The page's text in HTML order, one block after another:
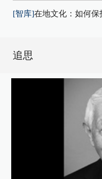
[智库]在地文化：如何保
追思